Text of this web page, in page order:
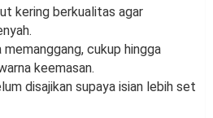
kering berkualitas agar
cukup hingga
keemasan.
disajikan supaya isian lebih set